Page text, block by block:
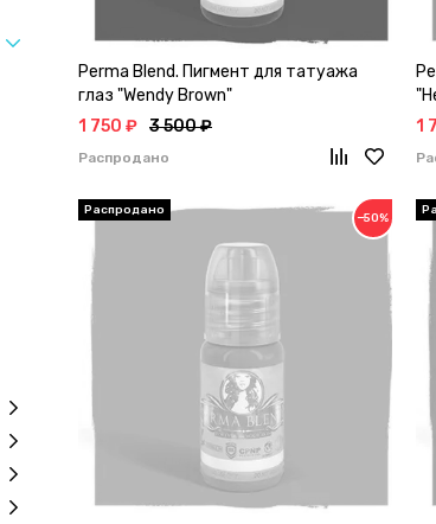
Perma Blend. Пигмент для татуажа
глаз "Wendy Brown"
1 750 ₽ 3 500 ₽
Распродано
1
−50%